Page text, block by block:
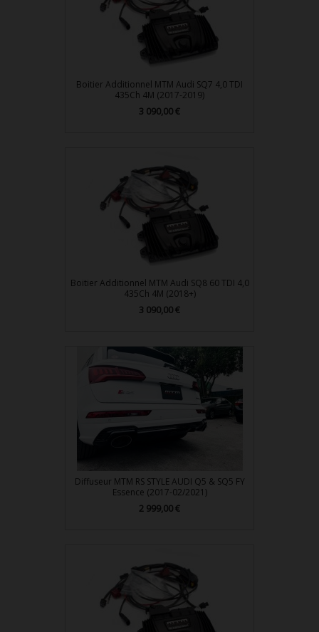
Boitier Additionnel MTM Audi SQ7 4,0 TDI
435Ch 4M (2017-2019)
Prix
3 090,00 €
Boitier Additionnel MTM Audi SQ8 60 TDI 4,0
435Ch 4M (2018+)
Prix
3 090,00 €
Diffuseur MTM RS STYLE AUDI Q5 & SQ5 FY
Essence (2017-02/2021)
Prix
2 999,00 €